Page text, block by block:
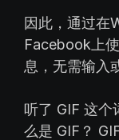
因此，通过在
Facebook上
息，无需输入
听了 GIF 这个
么是 GIF？